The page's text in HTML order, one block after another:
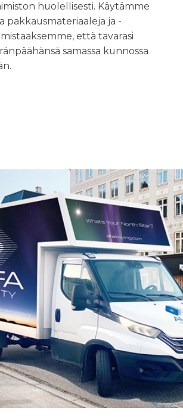
huolellisesti. Käytämme
pakkausmateriaaleja ja -
että tavarasi
samassa kunnossa
.